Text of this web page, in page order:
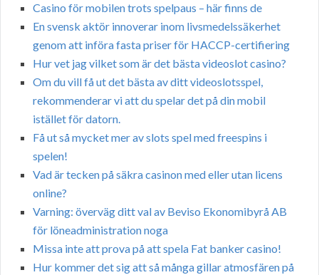
Casino för mobilen trots spelpaus – här finns de
En svensk aktör innoverar inom livsmedelssäkerhet
genom att införa fasta priser för HACCP-certifiering
Hur vet jag vilket som är det bästa videoslot casino?
Om du vill få ut det bästa av ditt videoslotsspel,
rekommenderar vi att du spelar det på din mobil
istället för datorn.
Få ut så mycket mer av slots spel med freespins i
spelen!
Vad är tecken på säkra casinon med eller utan licens
online?
Varning: överväg ditt val av Beviso Ekonomibyrå AB
för löneadministration noga
Missa inte att prova på att spela Fat banker casino!
Hur kommer det sig att så många gillar atmosfären på